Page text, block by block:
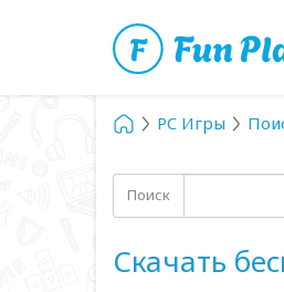
PC Игры
Поиск
Скачать